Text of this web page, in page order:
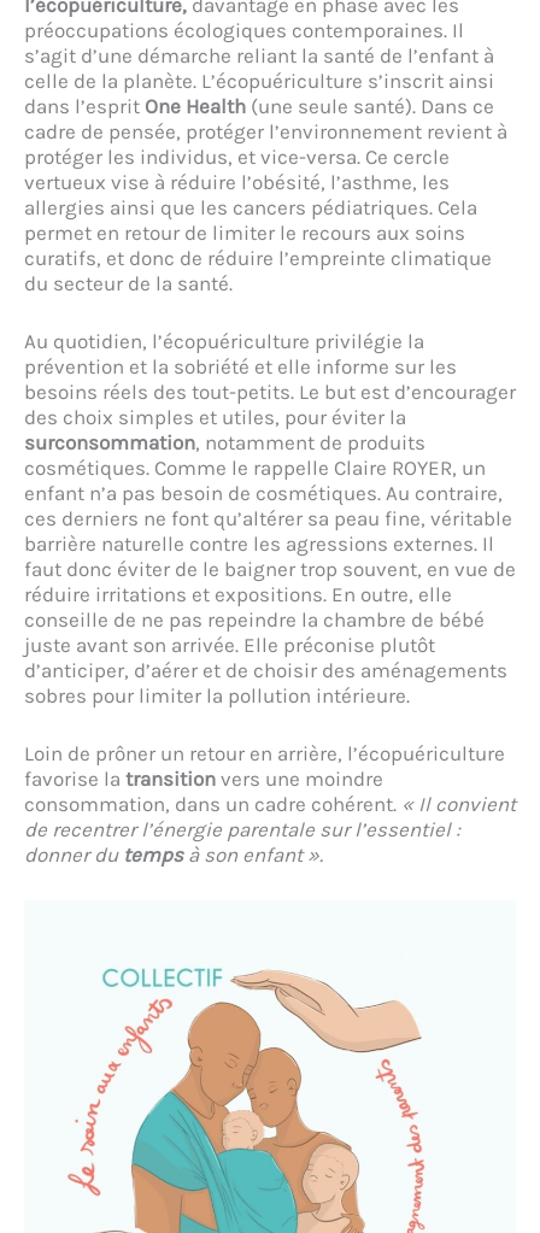
préoccupations écologiques contemporaines. Il
s’agit d’une démarche reliant la santé de l’enfant à
celle de la planète. L’écopuériculture s’inscrit ainsi
dans l’esprit One Health (une seule santé). Dans ce
cadre de pensée, protéger l’environnement revient à
protéger les individus, et vice-versa. Ce cercle
vertueux vise à réduire l’obésité, l’asthme, les
allergies ainsi que les cancers pédiatriques. Cela
permet en retour de limiter le recours aux soins
curatifs, et donc de réduire l’empreinte climatique
du secteur de la santé.
Au quotidien, l’écopuériculture privilégie la
prévention et la sobriété et elle informe sur les
besoins réels des tout-petits. Le but est d’encourager
des choix simples et utiles, pour éviter la
surconsommation, notamment de produits
cosmétiques. Comme le rappelle Claire ROYER, un
enfant n’a pas besoin de cosmétiques. Au contraire,
ces derniers ne font qu’altérer sa peau fine, véritable
barrière naturelle contre les agressions externes. Il
faut donc éviter de le baigner trop souvent, en vue de
réduire irritations et expositions. En outre, elle
conseille de ne pas repeindre la chambre de bébé
juste avant son arrivée. Elle préconise plutôt
d’anticiper, d’aérer et de choisir des aménagements
sobres pour limiter la pollution intérieure.
Loin de prôner un retour en arrière, l’écopuériculture
favorise la transition vers une moindre
consommation, dans un cadre cohérent. « Il convient
de recentrer l’énergie parentale sur l’essentiel :
donner du tempsà son enfant ».